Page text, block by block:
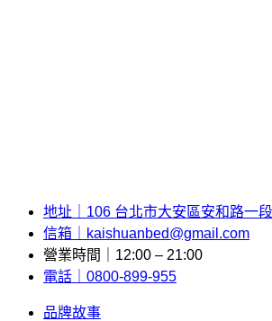
地址｜106 台北市大安區安和路一
信箱｜kaishuanbed@gmail.com
營業時間｜12:00 – 21:00
電話｜0800-899-955
品牌故事